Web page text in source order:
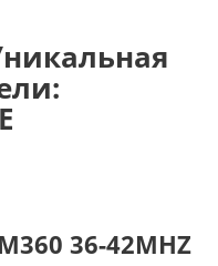
36-42MHZ